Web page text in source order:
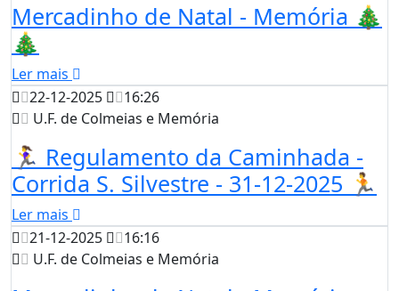
Mercadinho de Natal - Memória 🎄
🎄
Ler mais
22-12-2025
16:26
U.F. de Colmeias e Memória
🏃‍♀️ Regulamento da Caminhada -
Corrida S. Silvestre - 31-12-2025 🏃
Ler mais
21-12-2025
16:16
U.F. de Colmeias e Memória